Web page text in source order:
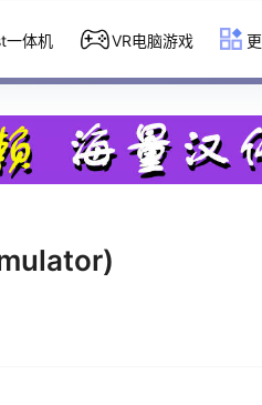
一体机 VR电脑游戏 更